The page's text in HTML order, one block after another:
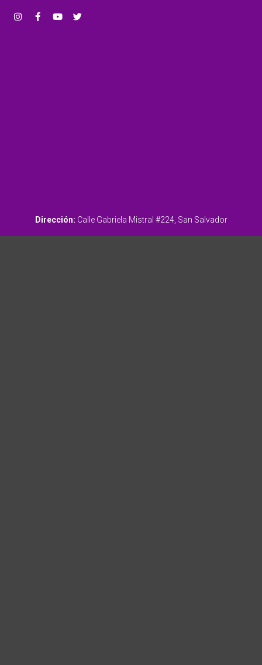
Dirección: Calle Gabriela Mistral #224, San Salvador